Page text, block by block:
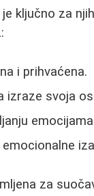
ključno za
i prihvaćena.
izraze svoja
za